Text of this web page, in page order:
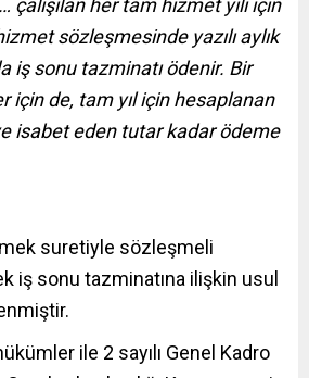
sözleşmesinde yazılı aylık
iş sonu tazminatı ödenir. Bir
için de, tam yıl için hesaplanan
isabet eden tutar kadar ödeme
suretiyle sözleşmeli
iş sonu tazminatına ilişkin usul
ile 2 sayılı Genel Kadro